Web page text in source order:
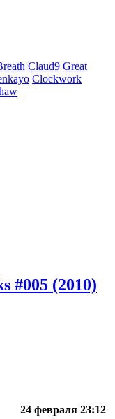
Claud9 Great
Clockwork
#005 (2010)
24 февраля 23:12